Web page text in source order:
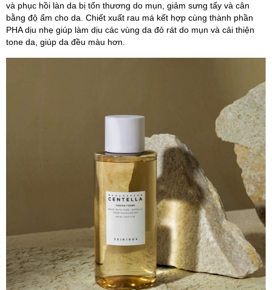
và phục hồi làn da bị tổn thương do mụn, giảm sưng tấy và cân
bằng độ ẩm cho da. Chiết xuất rau má kết hợp cùng thành phần
PHA dịu nhẹ giúp làm dịu các vùng da đỏ rát do mụn và cải thiện
tone da, giúp da đều màu hơn.